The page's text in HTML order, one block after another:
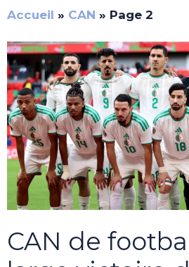
Accueil » CAN » Page 2
CAN de